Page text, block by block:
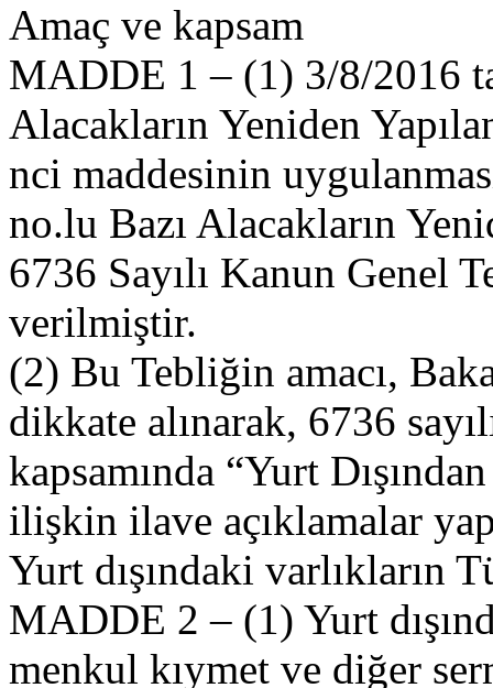
Amaç ve kapsam
MADDE 1 – (1) 3/8/2016
Alacakların Yeniden
nci maddesinin
no.lu Bazı Alacakların
6736 Sayılı Kanun Genel
verilmiştir.
(2) Bu Tebliğin amacı,
dikkate alınarak, 6736
kapsamında “Yurt
ilişkin ilave açıklamalar
Yurt dışındaki varlıkların
MADDE 2 – (1) Yurt
menkul kıymet ve diğer